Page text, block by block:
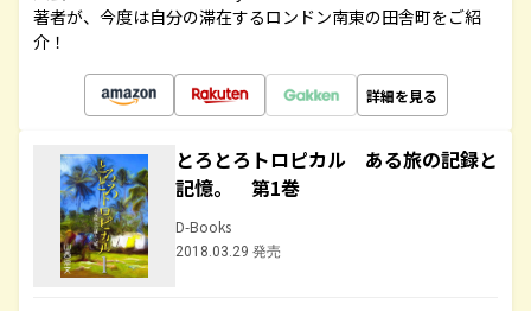
著者が、今度は自分の滞在するロンドン南東の田舎町をご紹
介！
詳細を見る
とろとろトロピカル ある旅の記録と
記憶。 第1巻
D-Books
2018.03.29 発売